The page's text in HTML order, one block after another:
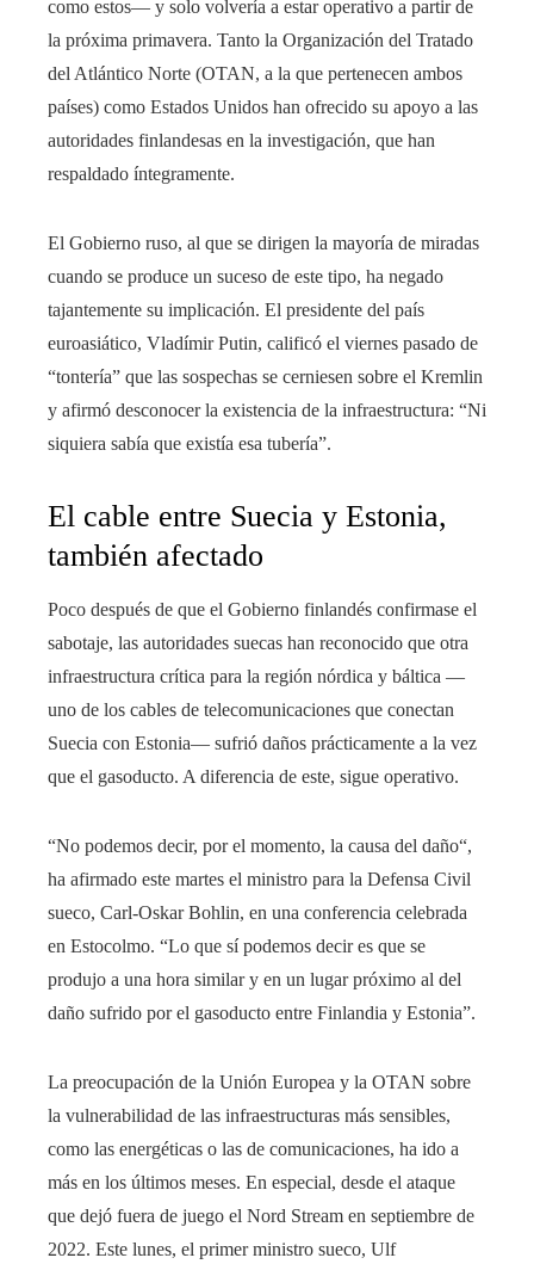
como estos— y solo volvería a estar operativo a partir de
la próxima primavera. Tanto la Organización del Tratado
del Atlántico Norte (OTAN, a la que pertenecen ambos
países) como Estados Unidos han ofrecido su apoyo a las
autoridades finlandesas en la investigación, que han
respaldado íntegramente.
El Gobierno ruso, al que se dirigen la mayoría de miradas
cuando se produce un suceso de este tipo, ha negado
tajantemente su implicación. El presidente del país
euroasiático, Vladímir Putin, calificó el viernes pasado de
“tontería” que las sospechas se cerniesen sobre el Kremlin
y afirmó desconocer la existencia de la infraestructura: “Ni
siquiera sabía que existía esa tubería”.
El cable entre Suecia y Estonia,
también afectado
Poco después de que el Gobierno finlandés confirmase el
sabotaje, las autoridades suecas han reconocido que otra
infraestructura crítica para la región nórdica y báltica —
uno de los cables de telecomunicaciones que conectan
Suecia con Estonia— sufrió daños prácticamente a la vez
que el gasoducto. A diferencia de este, sigue operativo.
“No podemos decir, por el momento, la causa del daño“,
ha afirmado este martes el ministro para la Defensa Civil
sueco, Carl-Oskar Bohlin, en una conferencia celebrada
en Estocolmo. “Lo que sí podemos decir es que se
produjo a una hora similar y en un lugar próximo al del
daño sufrido por el gasoducto entre Finlandia y Estonia”.
La preocupación de la Unión Europea y la OTAN sobre
la vulnerabilidad de las infraestructuras más sensibles,
como las energéticas o las de comunicaciones, ha ido a
más en los últimos meses. En especial, desde el ataque
que dejó fuera de juego el Nord Stream en septiembre de
2022. Este lunes, el primer ministro sueco, Ulf